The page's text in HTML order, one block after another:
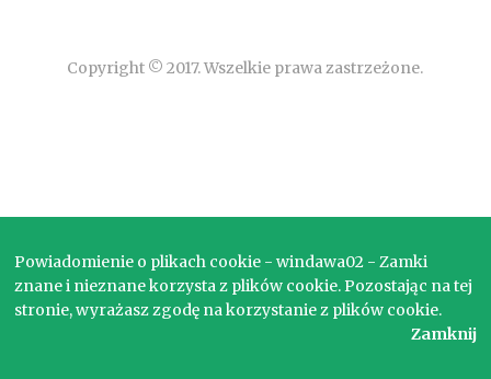
Copyright © 2017. Wszelkie prawa zastrzeżone.
Powiadomienie o plikach cookie - windawa02 - Zamki
znane i nieznane korzysta z plików cookie. Pozostając na tej
stronie, wyrażasz zgodę na korzystanie z plików cookie.
Zamknij